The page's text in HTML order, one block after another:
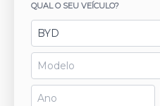
QUAL O SEU VEÍCULO?